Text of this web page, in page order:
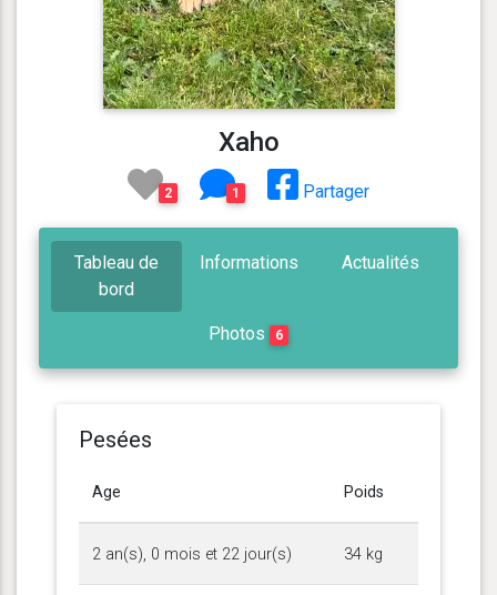
Xaho
2 1 Partager
Tableau de
bord
Informations Actualités
Photos 6
Pesées
Age Poids
2 an(s), 0 mois et 22 jour(s) 34 kg